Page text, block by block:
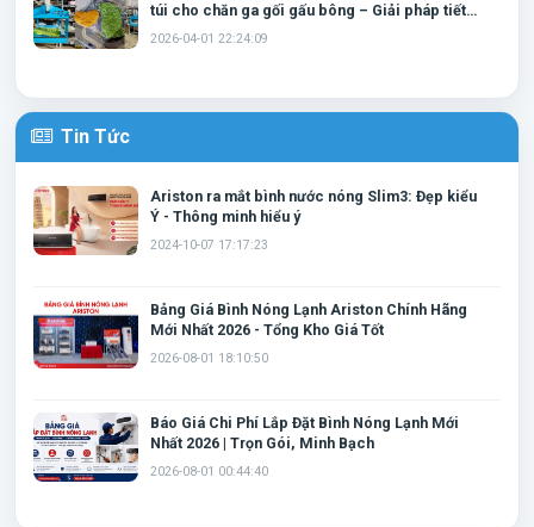
túi cho chăn ga gối gấu bông – Giải pháp tiết
kiệm không gian và bảo quản hiệu quả
2026-04-01 22:24:09
Tin Tức
Ariston ra mắt bình nước nóng Slim3: Đẹp kiểu
Ý - Thông minh hiểu ý
2024-10-07 17:17:23
Bảng Giá Bình Nóng Lạnh Ariston Chính Hãng
Mới Nhất 2026 - Tổng Kho Giá Tốt
2026-08-01 18:10:50
Báo Giá Chi Phí Lắp Đặt Bình Nóng Lạnh Mới
Nhất 2026 | Trọn Gói, Minh Bạch
2026-08-01 00:44:40